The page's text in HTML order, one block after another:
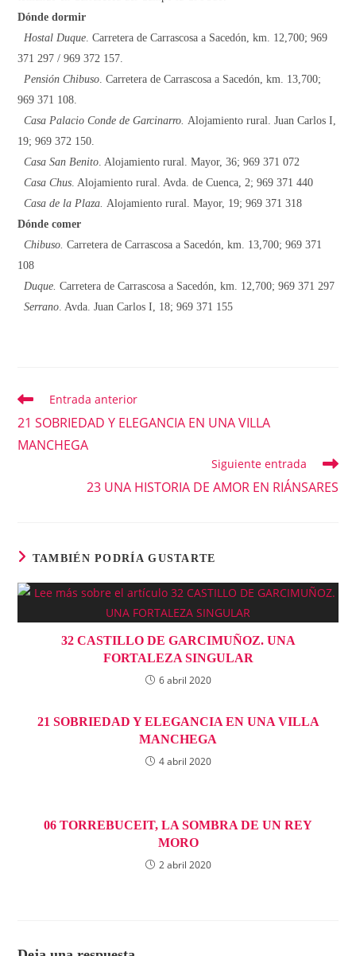
Dónde dormir
Hostal Duque . Carretera de Carrascosa a Sacedón, km. 12,700; 969
371 297 / 969 372 157.
Pensión Chibuso . Carretera de Carrascosa a Sacedón, km. 13,700;
969 371 108.
Casa Palacio Conde de Garcinarro. Alojamiento rural. Juan Carlos I,
19; 969 372 150.
Casa San Benito . Alojamiento rural. Mayor, 36; 969 371 072
Casa Chus . Alojamiento rural. Avda. de Cuenca, 2; 969 371 440
Casa de la Plaza. Alojamiento rural. Mayor, 19; 969 371 318
Dónde comer
Chibuso.Carretera de Carrascosa a Sacedón, km. 13,700; 969 371
108
Duque.Carretera de Carrascosa a Sacedón, km. 12,700; 969 371 297
Serrano . Avda. Juan Carlos I, 18; 969 371 155
Leer
artículos
Entrada anterior
21 SOBRIEDAD Y ELEGANCIA EN UNA VILLA
MANCHEGA
Siguiente entrada
23 UNA HISTORIA DE AMOR EN RIÁNSARES
TAMBIÉN PODRÍA GUSTARTE
32 CASTILLO DE GARCIMUÑOZ. UNA
FORTALEZA SINGULAR
6 abril 2020
21 SOBRIEDAD Y ELEGANCIA EN UNA VILLA
MANCHEGA
4 abril 2020
06 TORREBUCEIT, LA SOMBRA DE UN REY
MORO
2 abril 2020